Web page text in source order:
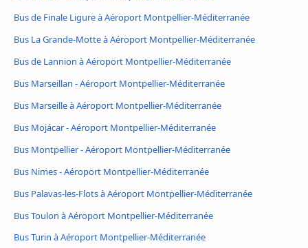
Bus de Finale Ligure à Aéroport Montpellier-Méditerranée
Bus La Grande-Motte à Aéroport Montpellier-Méditerranée
Bus de Lannion à Aéroport Montpellier-Méditerranée
Bus Marseillan - Aéroport Montpellier-Méditerranée
Bus Marseille à Aéroport Montpellier-Méditerranée
Bus Mojácar - Aéroport Montpellier-Méditerranée
Bus Montpellier - Aéroport Montpellier-Méditerranée
Bus Nimes - Aéroport Montpellier-Méditerranée
Bus Palavas-les-Flots à Aéroport Montpellier-Méditerranée
Bus Toulon à Aéroport Montpellier-Méditerranée
Bus Turin à Aéroport Montpellier-Méditerranée